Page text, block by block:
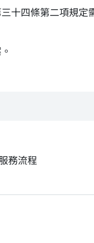
十四條第二項規
務流程